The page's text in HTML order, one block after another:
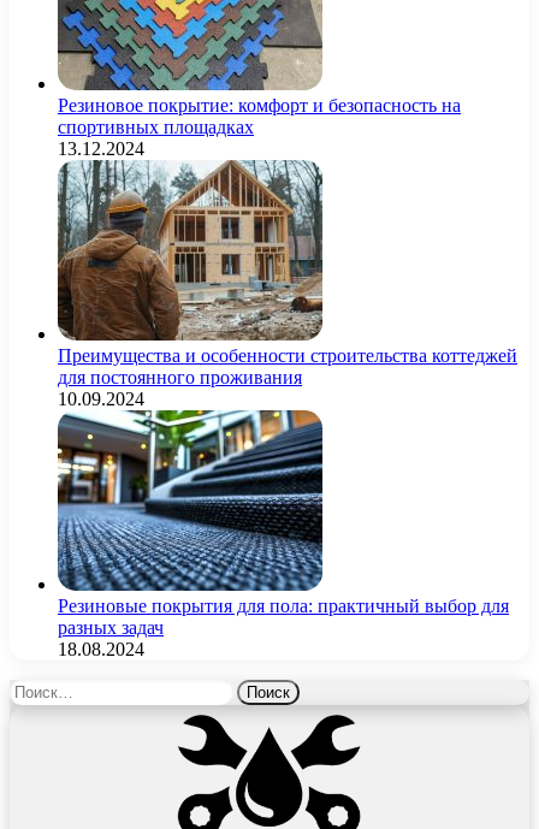
Резиновое покрытие: комфорт и безопасность на
спортивных площадках
13.12.2024
Преимущества и особенности строительства коттеджей
для постоянного проживания
10.09.2024
Резиновые покрытия для пола: практичный выбор для
разных задач
18.08.2024
Найти: